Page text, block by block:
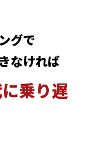
グで
なければ
乗り遅